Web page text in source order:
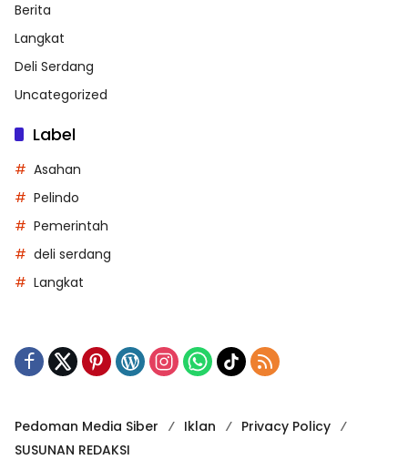
Berita
Langkat
Deli Serdang
Uncategorized
Label
Asahan
Pelindo
Pemerintah
deli serdang
Langkat
Pedoman Media Siber Iklan
Privacy Policy
SUSUNAN REDAKSI